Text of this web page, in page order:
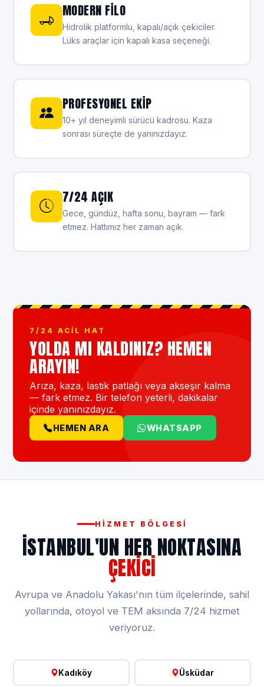
MODERN FILO
Hidrolik platformlu, kapalı/açık çekiciler.
Lüks araçlar için kapalı kasa seçeneği.
PROFESYONEL EKIP
10+ yıl deneyimli sürücü kadrosu. Kaza
sonrası süreçte de yanınızdayız.
7/24 AÇIK
Gece, gündüz, hafta sonu, bayram — fark
etmez. Hattımız her zaman açık.
7/24 ACIL HAT
YOLDA MI KALDINIZ? HEMEN
ARAYIN!
Arıza, kaza, lastik patlağı veya akseşır kalma
— fark etmez. Bir telefon yeterli, dakikalar
içinde yanınızdayız.
HEMEN ARA WHATSAPP
HIZMET BÖLGESI
İSTANBUL'UN HER NOKTASINA
ÇEKICI
Avrupa ve Anadolu Yakası'nın tüm ilçelerinde, sahil
yollarında, otoyol ve TEM aksında 7/24 hizmet
veriyoruz.
Kadıköy Üsküdar